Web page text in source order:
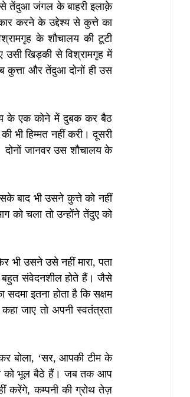
से तेंदुआ जंगल के बाहरी इलाक़े
करने के उद्देश्य से कुत्ते का
के शौचालय की टूटी
खिड़की से विश्रामगृह में
कुत्ता और तेंदुआ दोनों ही उस
के एक कोने में दुबक कर बैठ
हिम्मत नहीं करी। दूसरी
जानवर उस शौचालय के
बाद भी उसने कुत्ते को नहीं
को चला तो उन्होंने तेंदुए को
भी उसने उसे नहीं मारा, पता
बहुत संवेदनशील होते हैं। जैसे
इतना होता है कि सक्षम
जाए तो अपनी स्वतंत्रता
बोला, ‘सर, आपकी टीम के
को भूल बैठे हैं। जब तक आप
करेंगे, कम्पनी की ग्रोथ तेज़